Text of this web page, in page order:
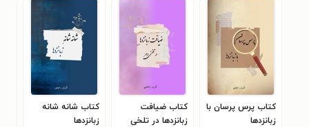
کتاب پرس پرسان با
زبانزدها
کتاب ضیافت
‌زبانزدها ‌در ‌تلخی
کتاب شانه شانه
زبانزدها